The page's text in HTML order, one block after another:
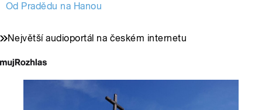
Od Pradědu na Hanou
Největší audioportál na českém internetu